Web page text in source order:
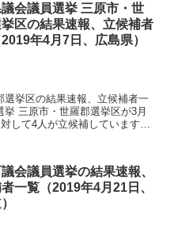
会議員選挙 三原市・世
区の結果速報、立候補者
年4月7日、広島県）
挙区の結果速報、立候補者一
三原市・世羅郡選挙区が3月
して4人が立候補しています。
会議員選挙の結果速報、
一覧（2019年4月21日、